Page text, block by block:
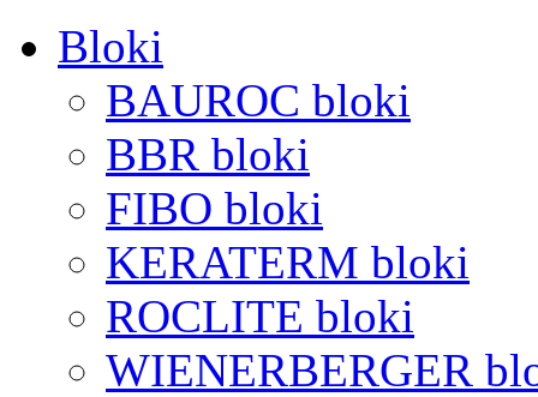
Bloki
BAUROC bloki
BBR bloki
FIBO bloki
KERATERM bloki
ROCLITE bloki
WIENERBERGER